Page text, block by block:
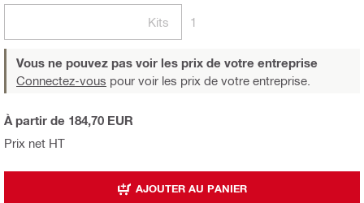
Kits 1
Vous ne pouvez pas voir les prix de votre entreprise
Connectez-vous pour voir les prix de votre entreprise.
Prix net HT
À partir de 184,70 EUR
AJOUTER AU PANIER